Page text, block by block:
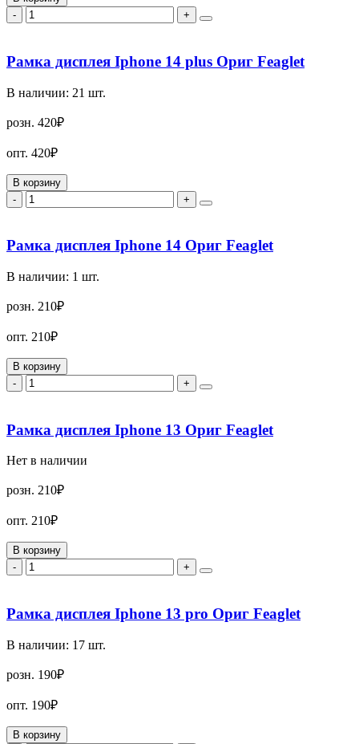
-
+
Рамка дисплея Iphone 14 plus Ориг Feaglet
В наличии: 21 шт.
розн. 420₽
опт. 420₽
В корзину
-
+
Рамка дисплея Iphone 14 Ориг Feaglet
В наличии: 1 шт.
розн. 210₽
опт. 210₽
В корзину
-
+
Рамка дисплея Iphone 13 Ориг Feaglet
Нет в наличии
розн. 210₽
опт. 210₽
В корзину
-
+
Рамка дисплея Iphone 13 pro Ориг Feaglet
В наличии: 17 шт.
розн. 190₽
опт. 190₽
В корзину